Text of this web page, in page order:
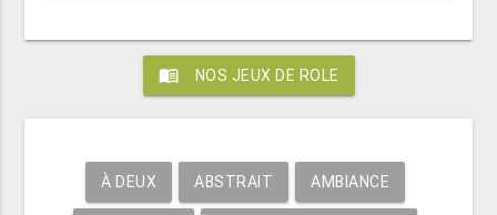
menu_book NOS JEUX DE ROLE
À DEUX ABSTRAIT AMBIANCE